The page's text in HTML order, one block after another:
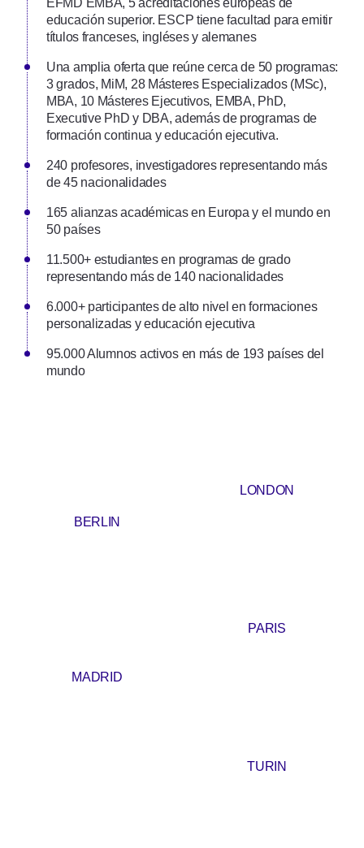
EFMD EMBA, 5 acreditaciones europeas de
educación superior. ESCP tiene facultad para emitir
títulos franceses, ingléses y alemanes
Una amplia oferta que reúne cerca de 50 programas:
3 grados, MiM, 28 Másteres Especializados (MSc),
MBA, 10 Másteres Ejecutivos, EMBA, PhD,
Executive PhD y DBA, además de programas de
formación continua y educación ejecutiva.
240 profesores, investigadores representando más
de 45 nacionalidades
165 alianzas académicas en Europa y el mundo en
50 países
11.500+ estudiantes en programas de grado
representando más de 140 nacionalidades
6.000+ participantes de alto nivel en formaciones
personalizadas y educación ejecutiva
95.000 Alumnos activos en más de 193 países del
mundo
BERLIN
LONDON
MADRID
PARIS
TURIN